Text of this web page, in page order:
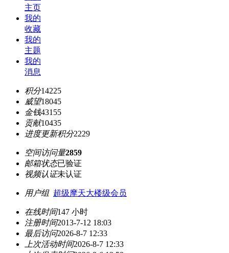
主页
我的
收藏
我的
主题
我的
消息
积分14225
威望18045
金钱43155
贡献10435
进度更新积分2229
空间访问量2859
邮箱状态已验证
视频认证未认证
用户组 超级摩天大楼级会员
在线时间147 小时
注册时间2013-7-12 18:03
最后访问2026-8-7 12:33
上次活动时间2026-8-7 12:33